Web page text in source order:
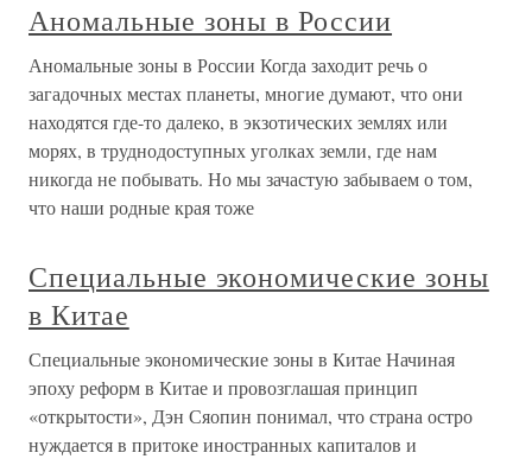
Аномальные зоны в России
Аномальные зоны в России Когда заходит речь о
загадочных местах планеты, многие думают, что они
находятся где-то далеко, в экзотических землях или
морях, в труднодоступных уголках земли, где нам
никогда не побывать. Но мы зачастую забываем о том,
что наши родные края тоже
Специальные экономические зоны
в Китае
Специальные экономические зоны в Китае Начиная
эпоху реформ в Китае и провозглашая принцип
«открытости», Дэн Сяопин понимал, что страна остро
нуждается в притоке иностранных капиталов и